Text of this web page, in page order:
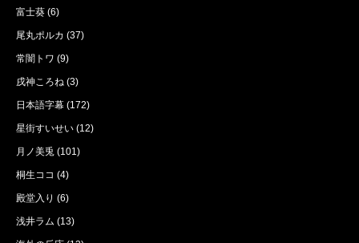
富士葵 (6)
尾丸ポルカ (37)
常闇トワ (9)
戌神ころね (3)
日本語字幕 (172)
星街すいせい (12)
月ノ美兎 (101)
桐生ココ (4)
殿堂入り (6)
浅井ラム (13)